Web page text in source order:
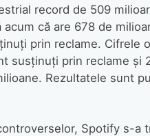
record de 509
că are 678 de
prin reclame. Cifrele
susținuți prin reclame și
Rezultatele sunt
Spotify s-a